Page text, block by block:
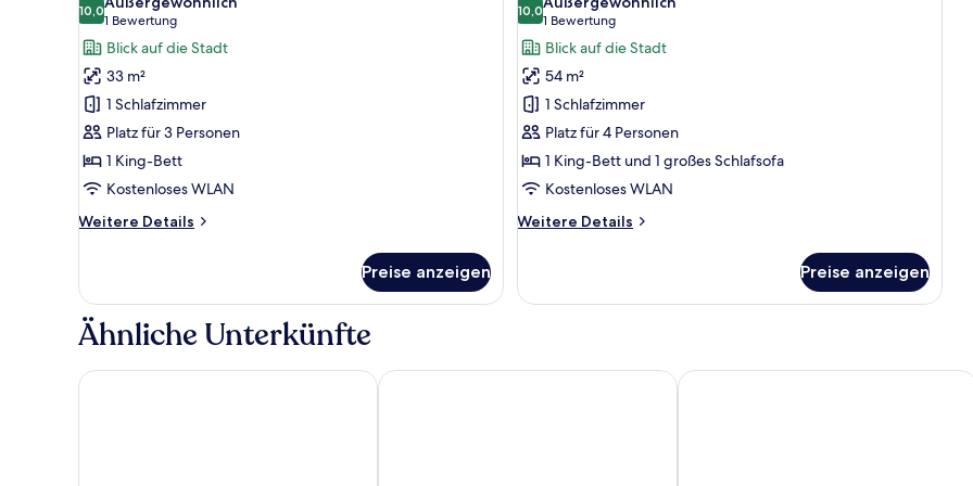
für
Deluxe-
Doppelzimmer
anzeigen
10,010,0 von 10
1 Bewertung
(1
Bewertung)
Blick auf die Stadt
33 m²
1 Schlafzimmer
Platz für 3 Personen
1 King-Bett
Kostenloses WLAN
Weitere Details
Weitere
Doppelzimmer
Preise anzeigen
für
Deluxe-
Suite
anzeigen
10,010,0 von 10
1 Bewertung
(1
Bewertung)
Blick auf die Stadt
54 m²
1 Schlafzimmer
Platz für 4 Personen
1 King-Bett und 1 großes Schlafsofa
Kostenloses WLAN
Weitere Details
Weitere
Suite
Preise anzeigen
Ähnliche Unterkünfte
Hotel am Pferdemarkt Hotel Stadt Aurich Hotel Am Schloss Aurich